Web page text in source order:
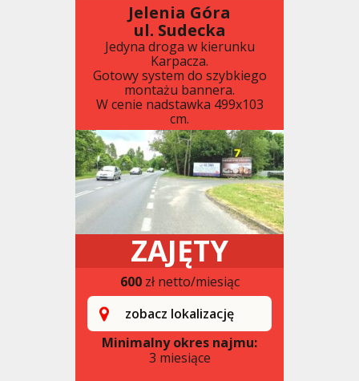
Jelenia Góra
ul. Sudecka
Jedyna droga w kierunku
Karpacza.
Gotowy system do szybkiego
montażu bannera.
W cenie nadstawka 499x103
cm.
ZAJĘTY
600zł netto/miesiąc
zobacz lokalizację
Minimalny okres najmu:
3 miesiące